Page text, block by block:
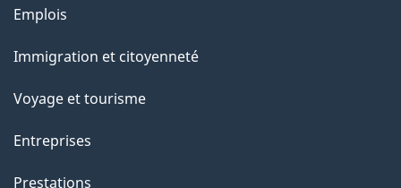
l
a
a
g
Thèmes
sujets
Emplois
Immigration et citoyenneté
Voyage et tourisme
Entreprises
Prestations